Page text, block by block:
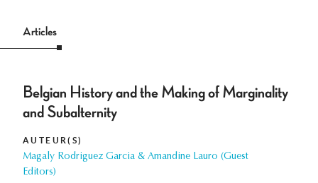
Articles
Belgian History and the Making of Marginality
and Subalternity
AUTEUR(S)
Magaly Rodriguez Garcia & Amandine Lauro (Guest
Editors)